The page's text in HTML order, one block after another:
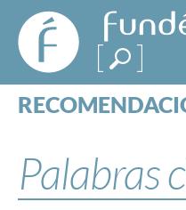
FundéuRAE
- Fundación
del Español
Urgente
ESPECIALES
Palabras